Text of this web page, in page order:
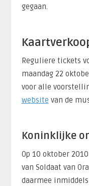
gegaan.
Reguliere tickets
maandag 22
voor alle
website van de
Koninklijke
Op 10 oktober
van Soldaat van
daarmee